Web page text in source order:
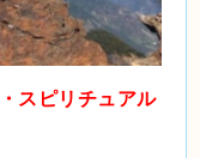
スピリチュアル